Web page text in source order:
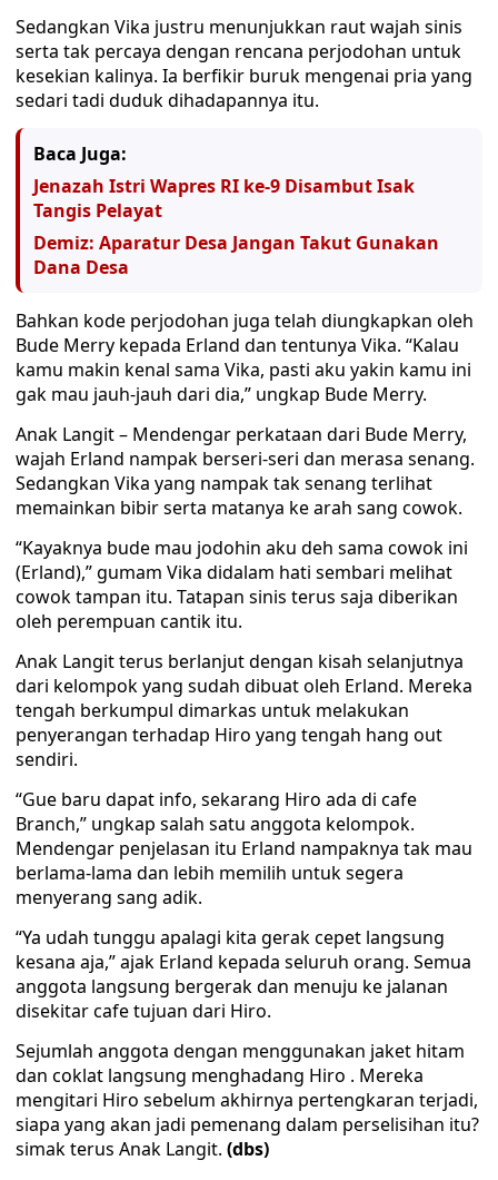
Sedangkan Vika justru menunjukkan raut wajah sinis
serta tak percaya dengan rencana perjodohan untuk
kesekian kalinya. Ia berfikir buruk mengenai pria yang
sedari tadi duduk dihadapannya itu.
Baca Juga:
Jenazah Istri Wapres RI ke-9 Disambut Isak
Tangis Pelayat
Demiz: Aparatur Desa Jangan Takut Gunakan
Dana Desa
Bahkan kode perjodohan juga telah diungkapkan oleh
Bude Merry kepada Erland dan tentunya Vika. “Kalau
kamu makin kenal sama Vika, pasti aku yakin kamu ini
gak mau jauh-jauh dari dia,” ungkap Bude Merry.
Anak Langit – Mendengar perkataan dari Bude Merry,
wajah Erland nampak berseri-seri dan merasa senang.
Sedangkan Vika yang nampak tak senang terlihat
memainkan bibir serta matanya ke arah sang cowok.
“Kayaknya bude mau jodohin aku deh sama cowok ini
(Erland),” gumam Vika didalam hati sembari melihat
cowok tampan itu. Tatapan sinis terus saja diberikan
oleh perempuan cantik itu.
Anak Langit terus berlanjut dengan kisah selanjutnya
dari kelompok yang sudah dibuat oleh Erland. Mereka
tengah berkumpul dimarkas untuk melakukan
penyerangan terhadap Hiro yang tengah hang out
sendiri.
“Gue baru dapat info, sekarang Hiro ada di cafe
Branch,” ungkap salah satu anggota kelompok.
Mendengar penjelasan itu Erland nampaknya tak mau
berlama-lama dan lebih memilih untuk segera
menyerang sang adik.
“Ya udah tunggu apalagi kita gerak cepet langsung
kesana aja,” ajak Erland kepada seluruh orang. Semua
anggota langsung bergerak dan menuju ke jalanan
disekitar cafe tujuan dari Hiro.
Sejumlah anggota dengan menggunakan jaket hitam
dan coklat langsung menghadang Hiro . Mereka
mengitari Hiro sebelum akhirnya pertengkaran terjadi,
siapa yang akan jadi pemenang dalam perselisihan itu?
simak terus Anak Langit. (dbs)